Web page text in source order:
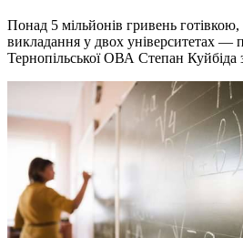
Понад 5 мільйонів гривень готівкою,
викладання у двох університетах —
Тернопільської ОВА Степан Куйбіда